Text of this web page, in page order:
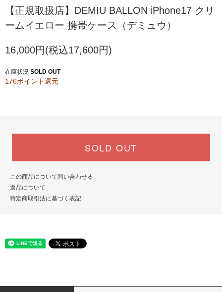
【正規取扱店】DEMIU BALLON iPhone17 クリ
ームイエロー 携帯ケース（デミュウ）
16,000円(税込17,600円)
在庫状況 SOLD OUT
176ポイント還元
SOLD OUT
この商品について問い合わせる
返品について
特定商取引法に基づく表記